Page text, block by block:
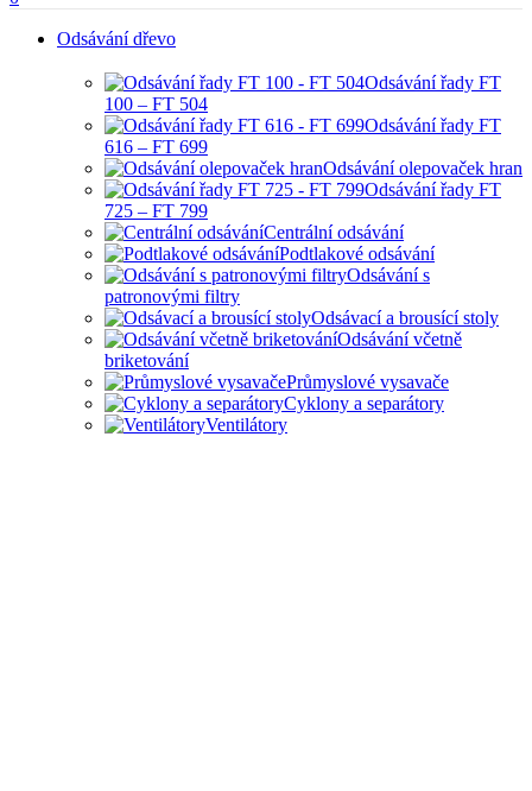
Odsávání dřevo
Odsávání řady FT
100 – FT 504
Odsávání řady FT
616 – FT 699
Odsávání olepovaček hran
Odsávání řady FT
725 – FT 799
Centrální odsávání
Podtlakové odsávání
Odsávání s
patronovými filtry
Odsávací a brousící stoly
Odsávání včetně
briketování
Průmyslové vysavače
Cyklony a separátory
Ventilátory